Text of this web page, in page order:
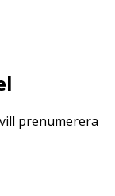
prenumerera